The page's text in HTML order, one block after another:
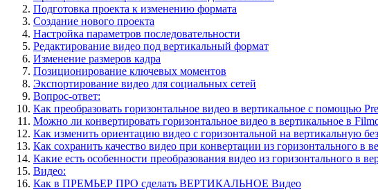
Подготовка проекта к изменению формата
Создание нового проекта
Настройка параметров последовательности
Редактирование видео под вертикальный формат
Изменение размеров кадра
Позиционирование ключевых моментов
Экспортирование видео для социальных сетей
Вопрос-ответ:
Как преобразовать горизонтальное видео в вертикальное с помощью
Можно ли конвертировать горизонтальное видео в вертикальное в
Как изменить ориентацию видео с горизонтальной на вертикальную
Как сохранить качество видео при конвертации из горизонтального в
Какие есть особенности преобразования видео из горизонтального в
Видео:
Как в ПРЕМЬЕР ПРО сделать ВЕРТИКАЛЬНОЕ Видео